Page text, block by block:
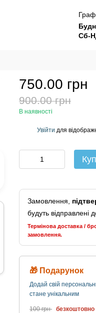
Сб-
750.00 грн
900.00 грн
В наявності
Увійти для
Замовлення,
будуть відправлені
Термінова доставка /
замовлення.
🎁 Подарунок
Додай свій
стане унікальним
100 грн безкоштовно